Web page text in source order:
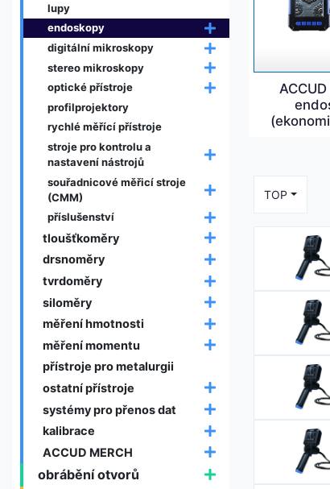
lupy
endoskopy
digitální mikroskopy
stereo mikroskopy
optické přístroje
profilprojektory
rychlé měřící přístroje
stroje pro kontrolu a
nastavení nástrojů
souřadnicové měřicí stroje
(CMM)
příslušenství
tloušťkoměry
drsnoměry
tvrdoměry
siloměry
měření hmotnosti
měření momentu
přístroje pro metalurgii
ostatní přístroje
systémy pro přenos dat
kalibrace
ACCUD MERCH
obrábění otvorů
TOP